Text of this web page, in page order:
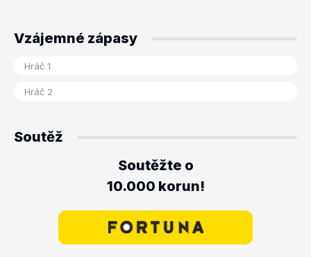
Vzájemné zápasy
Soutěž
Soutěžte o
10.000 korun!